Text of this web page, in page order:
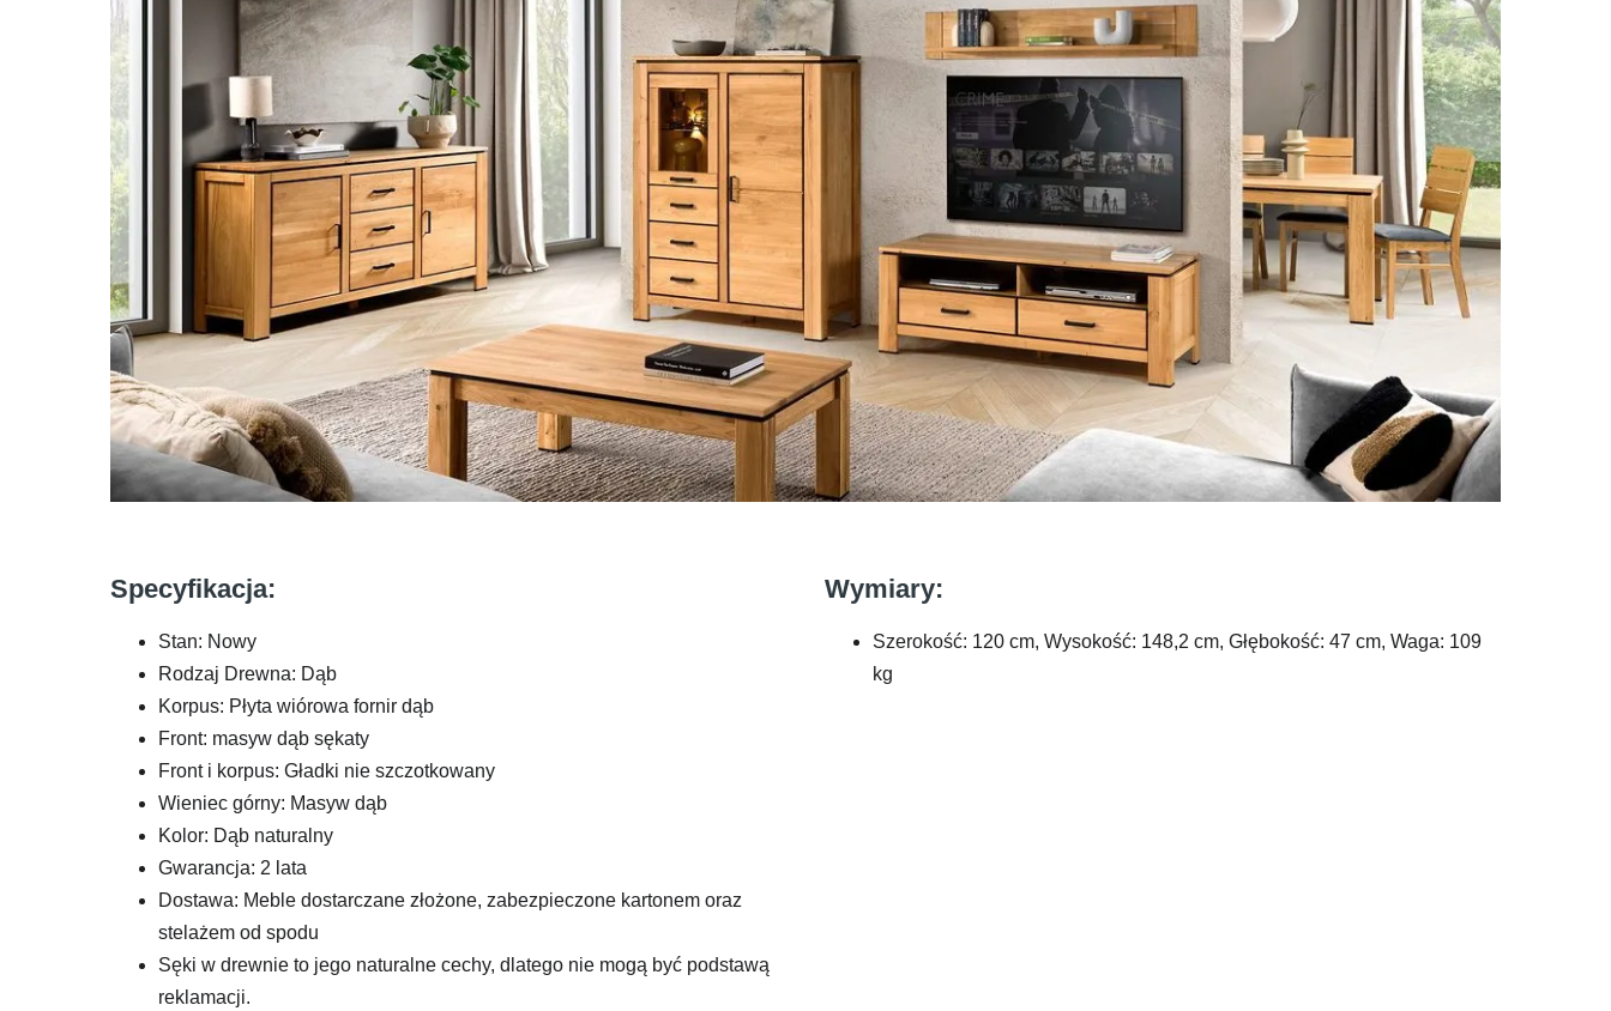
Specyfikacja:
Stan: Nowy
Rodzaj Drewna: Dąb
Korpus: Płyta wiórowa fornir dąb
Front: masyw dąb sękaty
Front i korpus: Gładki nie szczotkowany
Wieniec górny: Masyw dąb
Kolor: Dąb naturalny
Gwarancja: 2 lata
Dostawa: Meble dostarczane złożone, zabezpieczone kartonem oraz
stelażem od spodu
Sęki w drewnie to jego naturalne cechy, dlatego nie mogą być podstawą
reklamacji.
Wymiary:
Szerokość: 120 cm, Wysokość: 148,2 cm, Głębokość: 47 cm, Waga: 109
kg